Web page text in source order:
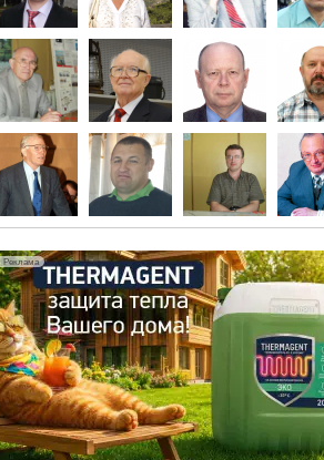
ВЧЕРА
Китайская Shenling
линейку тепловых насосов
«воздух-вода» на R290
Серия ThermaX R290 All-In-One
включает три модели ...
4 АВГУСТА 2026
Тепловые насосы в связке
солнечной генерацией и
накопителем снижают
потребление на 60%
Исследователи из Италии
4 АВГУСТА 2026
«РУСКЛИМАТ Fest 2026» в
собрал свыше 700 профи
климатической отрасли
Организатором выступил торгово-
производственный холдинг ...
3 АВГУСТА 2026
«Датарк» испытал
Реклама